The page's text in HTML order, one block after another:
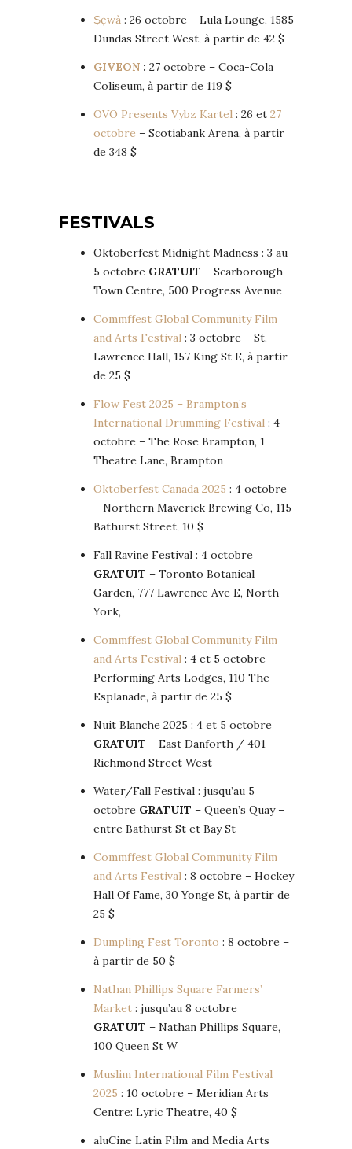
Ṣẹwà : 26 octobre – Lula Lounge, 1585
Dundas Street West, à partir de 42 $
GIVEON : 27 octobre – Coca-Cola
Coliseum, à partir de 119 $
OVO Presents Vybz Kartel : 26 et 27
octobre – Scotiabank Arena, à partir
de 348 $
FESTIVALS
Oktoberfest Midnight Madness : 3 au
5 octobre GRATUIT – Scarborough
Town Centre, 500 Progress Avenue
Commffest Global Community Film
and Arts Festival : 3 octobre – St.
Lawrence Hall, 157 King St E, à partir
de 25 $
Flow Fest 2025 – Brampton’s
International Drumming Festival : 4
octobre – The Rose Brampton, 1
Theatre Lane, Brampton
Oktoberfest Canada 2025 : 4 octobre
– Northern Maverick Brewing Co, 115
Bathurst Street, 10 $
Fall Ravine Festival : 4 octobre
GRATUIT – Toronto Botanical
Garden, 777 Lawrence Ave E, North
York,
Commffest Global Community Film
and Arts Festival : 4 et 5 octobre –
Performing Arts Lodges, 110 The
Esplanade, à partir de 25 $
Nuit Blanche 2025 : 4 et 5 octobre
GRATUIT – East Danforth / 401
Richmond Street West
Water/Fall Festival : jusqu’au 5
octobre GRATUIT – Queen’s Quay –
entre Bathurst St et Bay St
Commffest Global Community Film
and Arts Festival : 8 octobre – Hockey
Hall Of Fame, 30 Yonge St, à partir de
25 $
Dumpling Fest Toronto : 8 octobre –
à partir de 50 $
Nathan Phillips Square Farmers’
Market : jusqu’au 8 octobre
GRATUIT – Nathan Phillips Square,
100 Queen St W
Muslim International Film Festival
2025 : 10 octobre – Meridian Arts
Centre: Lyric Theatre, 40 $
aluCine Latin Film and Media Arts